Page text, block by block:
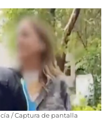
/ Captura de pantalla